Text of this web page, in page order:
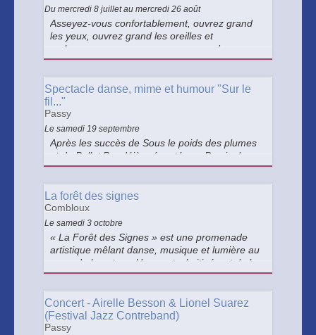
Du mercredi 8 juillet au mercredi 26 août
Asseyez-vous confortablement, ouvrez grand
les yeux, ouvrez grand les oreilles et
embarquez pour un voyage au pays des
contes…
Spectacle danse, mime et humour "Sur le
fil..."
Passy
Le samedi 19 septembre
Après les succès de Sous le poids des plumes
et de Ballet Bar déjà présentés au Parvis des
Fiz, la Compagnie Pyramid vient à nouveau
La forêt des signes
Combloux
Le samedi 3 octobre
« La Forêt des Signes » est une promenade
artistique mêlant danse, musique et lumière au
cœur de la nature. Un spectacle itinérant de la
Compagnie 7 Pépinière, invitant à écouter la
Concert - Airelle Besson & Lionel Suarez
(Festival Jazz Contreband)
Passy